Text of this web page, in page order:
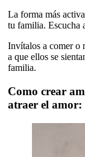
La forma más
tu familia. Escucha
Invítalos a comer o
a que ellos se
familia.
Como crear
atraer el amor: